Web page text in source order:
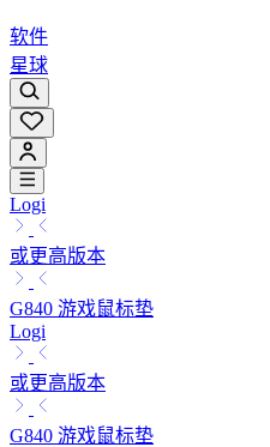
软件
星球
Logi
或更高版本
G840 游戏鼠标垫
Logi
或更高版本
G840 游戏鼠标垫